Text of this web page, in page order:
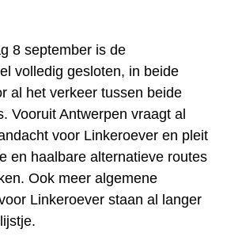
8 september is de
volledig gesloten, in beide
al het verkeer tussen beide
Vooruit Antwerpen vraagt al
voor Linkeroever en pleit
en haalbare alternatieve routes
Ook meer algemene
Linkeroever staan al langer